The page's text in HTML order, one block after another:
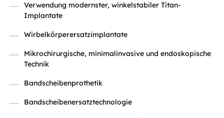
Verwendung modernster, winkelstabiler Titan-
Implantate
Wirbelkörperersatzimplantate
Mikrochirurgische, minimalinvasive und endoskopische
Technik
Bandscheibenprothetik
Bandscheibenersatztechnologie